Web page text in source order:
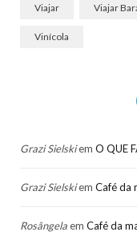
Viajar Viajar
Vinícola
Grazi Sielskiem O QUE
Grazi Sielskiem Café da
Rosângelaem Café da